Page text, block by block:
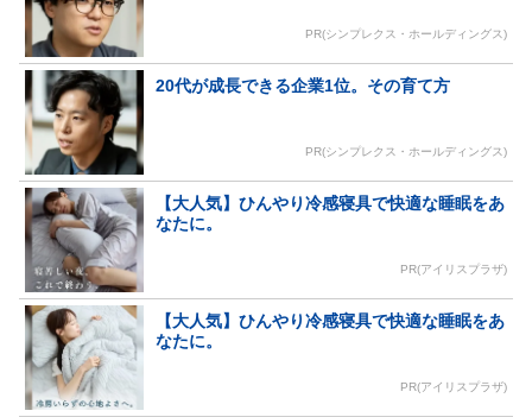
PR(シンプレクス・ホールディングス)
20代が成長できる企業1位。その育て方
PR(シンプレクス・ホールディングス)
【大人気】ひんやり冷感寝具で快適な睡眠をあ
なたに。
PR(アイリスプラザ)
【大人気】ひんやり冷感寝具で快適な睡眠をあ
なたに。
PR(アイリスプラザ)